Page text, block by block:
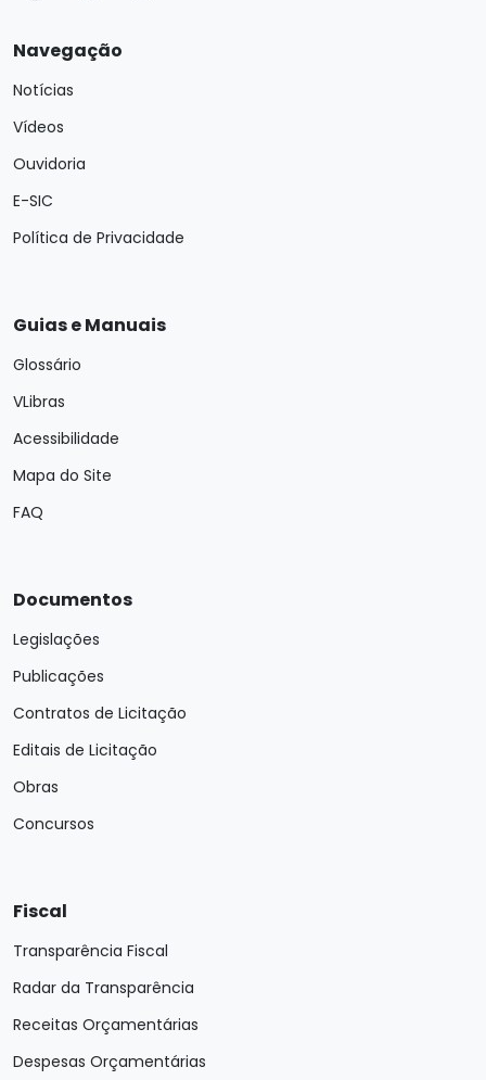
Navegação
Notícias
Vídeos
Ouvidoria
E-SIC
Política de Privacidade
Guias e Manuais
Glossário
VLibras
Acessibilidade
Mapa do Site
FAQ
Documentos
Legislações
Publicações
Contratos de Licitação
Editais de Licitação
Obras
Concursos
Fiscal
Transparência Fiscal
Radar da Transparência
Receitas Orçamentárias
Despesas Orçamentárias